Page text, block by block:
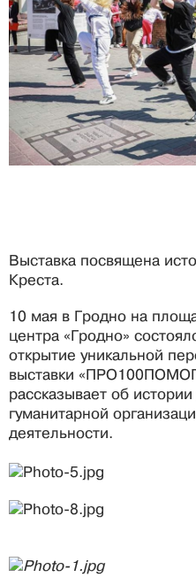
Выставка посвящена
Креста.
10 мая в Гродно на
центра «Гродно»
открытие уникальной
выставки
рассказывает об
гуманитарной
деятельности.